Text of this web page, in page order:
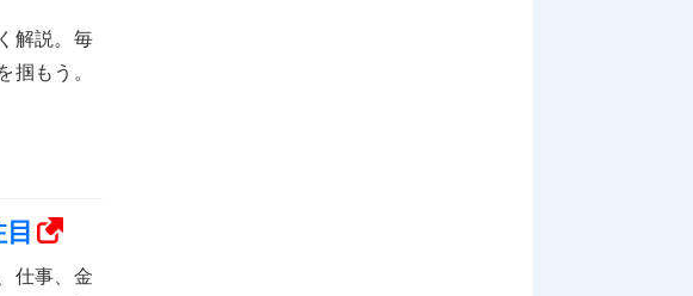
解説。毎
掴もう。
仕事、金